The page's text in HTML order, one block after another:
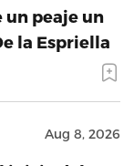
un peaje un
la Espriella
Aug 8, 2026